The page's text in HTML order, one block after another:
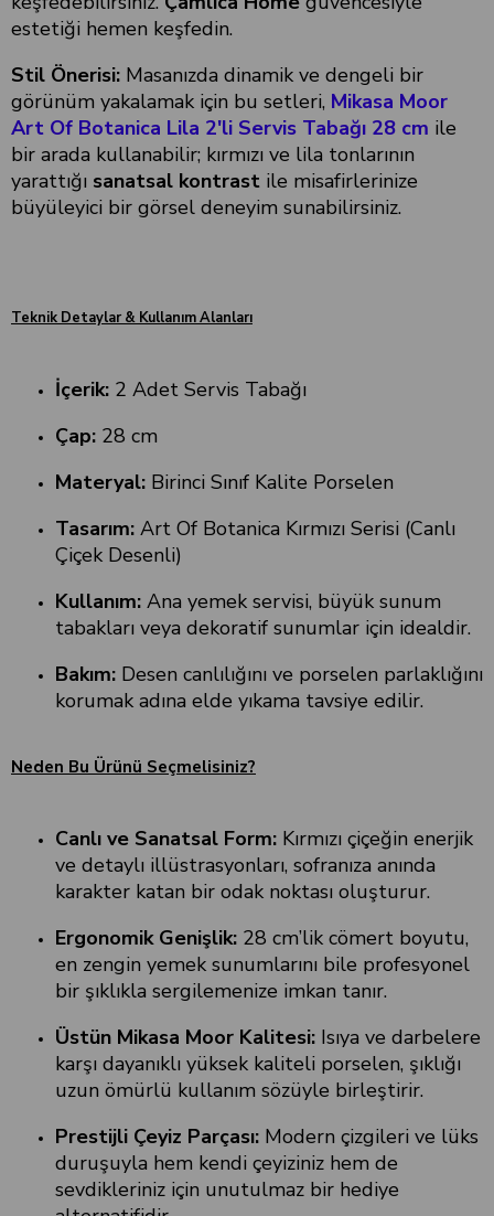
estetiği hemen keşfedin.
Stil Önerisi: Masanızda dinamik ve dengeli bir
görünüm yakalamak için bu setleri, Mikasa Moor
Art Of Botanica Lila 2'li Servis Tabağı 28 cm ile
bir arada kullanabilir; kırmızı ve lila tonlarının
yarattığı sanatsal kontrast ile misafirlerinize
büyüleyici bir görsel deneyim sunabilirsiniz.
Teknik Detaylar & Kullanım Alanları
İçerik: 2 Adet Servis Tabağı
Çap: 28 cm
Materyal: Birinci Sınıf Kalite Porselen
Tasarım: Art Of Botanica Kırmızı Serisi (Canlı
Çiçek Desenli)
Kullanım: Ana yemek servisi, büyük sunum
tabakları veya dekoratif sunumlar için idealdir.
Bakım: Desen canlılığını ve porselen parlaklığını
korumak adına elde yıkama tavsiye edilir.
Neden Bu Ürünü Seçmelisiniz?
Canlı ve Sanatsal Form: Kırmızı çiçeğin enerjik
ve detaylı illüstrasyonları, sofranıza anında
karakter katan bir odak noktası oluşturur.
Ergonomik Genişlik: 28 cm’lik cömert boyutu,
en zengin yemek sunumlarını bile profesyonel
bir şıklıkla sergilemenize imkan tanır.
Üstün Mikasa Moor Kalitesi: Isıya ve darbelere
karşı dayanıklı yüksek kaliteli porselen, şıklığı
uzun ömürlü kullanım sözüyle birleştirir.
Prestijli Çeyiz Parçası: Modern çizgileri ve lüks
duruşuyla hem kendi çeyiziniz hem de
sevdikleriniz için unutulmaz bir hediye